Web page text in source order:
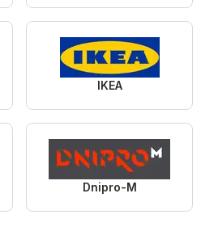
IKEA
Dnipro-M